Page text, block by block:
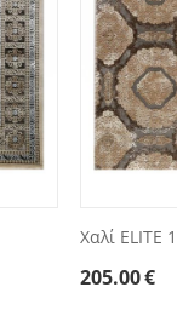
Χαλί ELITE
205.00€